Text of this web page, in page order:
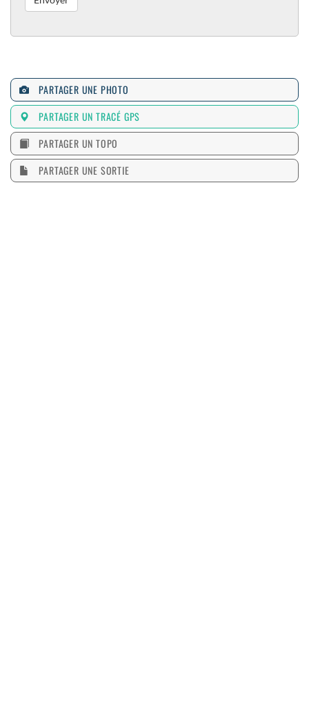
PARTAGER UNE PHOTO
PARTAGER UN TRACÉ GPS
PARTAGER UN TOPO
PARTAGER UNE SORTIE